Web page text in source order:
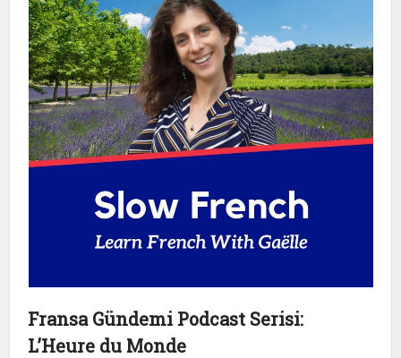
Fransa Gündemi Podcast Serisi:
L’Heure du Monde